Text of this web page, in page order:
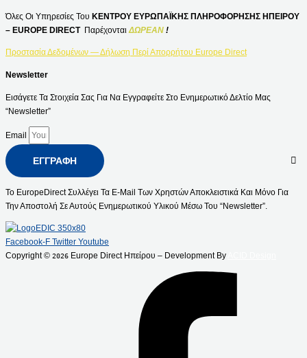
Όλες Οι Υπηρεσίες Του ΚΕΝΤΡΟΥ ΕΥΡΩΠΑΪΚΗΣ ΠΛΗΡΟΦΟΡΗΣΗΣ ΗΠΕΙΡΟΥ
– EUROPE DIRECT Παρέχονται ΔΩΡΕΑΝ !
Προστασία Δεδομένων — Δήλωση Περί Απορρήτου Europe Direct
Newsletter
Εισάγετε Τα Στοιχεία Σας Για Να Εγγραφείτε Στο Ενημερωτικό Δελτίο Μας
“Newsletter”
Email
ΕΓΓΡΑΦΉ
Το EuropeDirect Συλλέγει Τα E-Mail Των Χρηστών Αποκλειστικά Και Μόνο Για
Την Αποστολή Σε Αυτούς Ενημερωτικού Υλικού Μέσω Του “Newsletter”.
Facebook-F Twitter Youtube
Copyright © 2026 Europe Direct Ηπείρου – Development By